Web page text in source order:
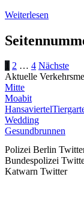
Weiterlesen
2 … 4 Nächste
Aktuelle
Mitte
Moabit
Hansaviertel
Wedding
Gesundbrunnen
Polizei Berlin
Bundespolizei
Katwarn Twitter